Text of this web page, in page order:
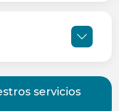
servicios